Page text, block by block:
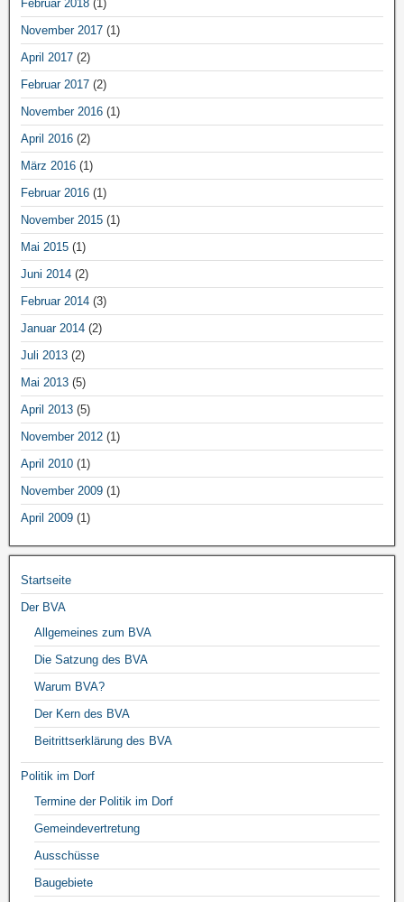
Februar 2018 (1)
November 2017 (1)
April 2017 (2)
Februar 2017 (2)
November 2016 (1)
April 2016 (2)
März 2016 (1)
Februar 2016 (1)
November 2015 (1)
Mai 2015 (1)
Juni 2014 (2)
Februar 2014 (3)
Januar 2014 (2)
Juli 2013 (2)
Mai 2013 (5)
April 2013 (5)
November 2012 (1)
April 2010 (1)
November 2009 (1)
April 2009 (1)
Startseite
Der BVA
Allgemeines zum BVA
Die Satzung des BVA
Warum BVA?
Der Kern des BVA
Beitrittserklärung des BVA
Politik im Dorf
Termine der Politik im Dorf
Gemeindevertretung
Ausschüsse
Baugebiete